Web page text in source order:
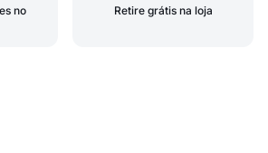
no
Retire grátis na loja